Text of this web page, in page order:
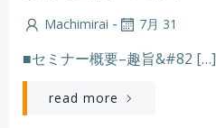
Machimirai - 7月 31
■セミナー概要–趣旨&#82 […]
read more